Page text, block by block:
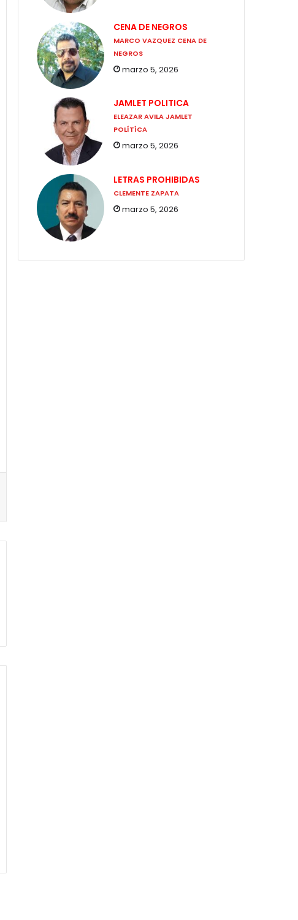
CENA DE NEGROS
MARCO VAZQUEZ CENA DE
NEGROS
marzo 5, 2026
JAMLET POLITICA
ELEAZAR AVILA JAMLET
POLÍTÍCA
marzo 5, 2026
LETRAS PROHIBIDAS
CLEMENTE ZAPATA
marzo 5, 2026